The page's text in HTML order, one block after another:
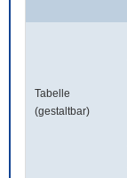
Tabelle
(gestaltbar)